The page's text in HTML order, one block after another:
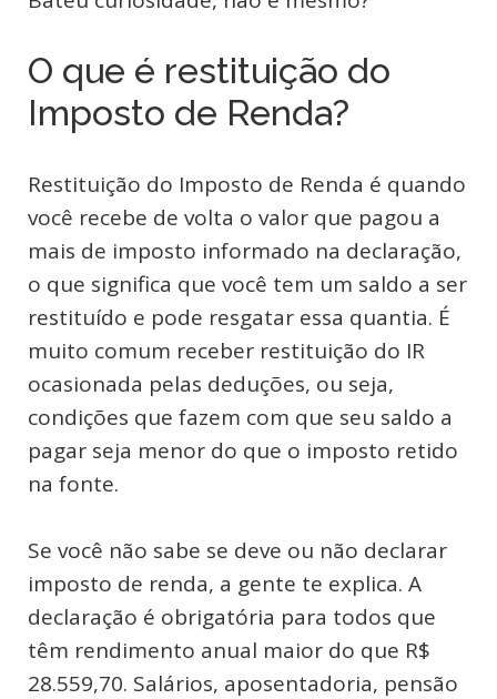
O que é restituição do
Imposto de Renda?
Restituição do Imposto de Renda é quando
você recebe de volta o valor que pagou a
mais de imposto informado na declaração,
o que significa que você tem um saldo a ser
restituído e pode resgatar essa quantia. É
muito comum receber restituição do IR
ocasionada pelas deduções, ou seja,
condições que fazem com que seu saldo a
pagar seja menor do que o imposto retido
na fonte.
Se você não sabe se deve ou não declarar
imposto de renda, a gente te explica. A
declaração é obrigatória para todos que
têm rendimento anual maior do que R$
28.559,70. Salários, aposentadoria, pensão